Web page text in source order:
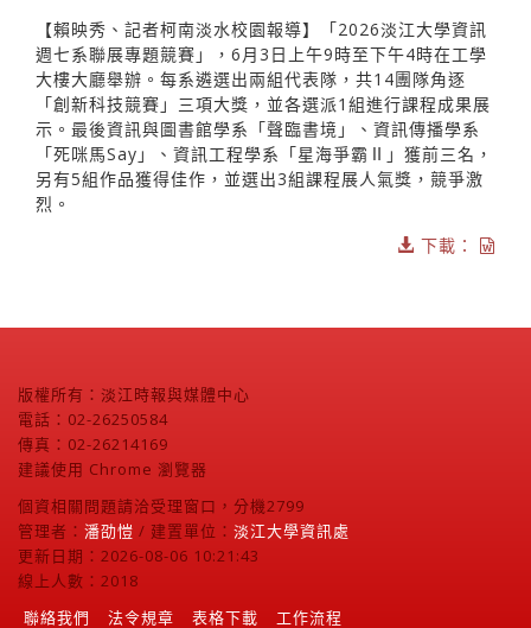
【賴映秀、記者柯南淡水校園報導】「2026淡江大學資訊
週七系聯展專題競賽」，6月3日上午9時至下午4時在工學
大樓大廳舉辦。每系遴選出兩組代表隊，共14團隊角逐
「創新科技競賽」三項大獎，並各選派1組進行課程成果展
示。最後資訊與圖書館學系「聲臨書境」、資訊傳播學系
「死咪馬Say」、資訊工程學系「星海爭霸Ⅱ」獲前三名，
另有5組作品獲得佳作，並選出3組課程展人氣獎，競爭激
烈。
下載：
版權所有：淡江時報與媒體中心
電話：02-26250584
傳真：02-26214169
建議使用 Chrome 瀏覽器
個資相關問題請洽受理窗口，分機2799
管理者： 潘劭愷 / 建置單位： 淡江大學資訊處
更新日期：2026-08-06 10:21:43
線上人數：2018
聯絡我們
法令規章 表格下載 工作流程